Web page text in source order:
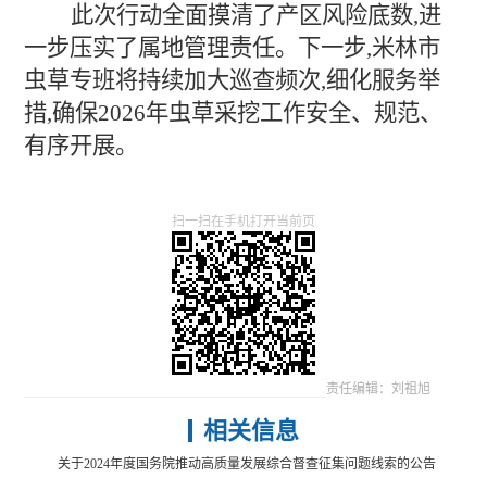
此次行动全面摸清了产区风险底数,进
一步压实了属地管理责任。下一步,米林市
虫草专班将持续加大巡查频次,细化服务举
措,确保2026年虫草采挖工作安全、规范、
有序开展。
扫一扫在手机打开当前页
责任编辑：刘祖旭
相关信息
关于2024年度国务院推动高质量发展综合督查征集问题线索的公告